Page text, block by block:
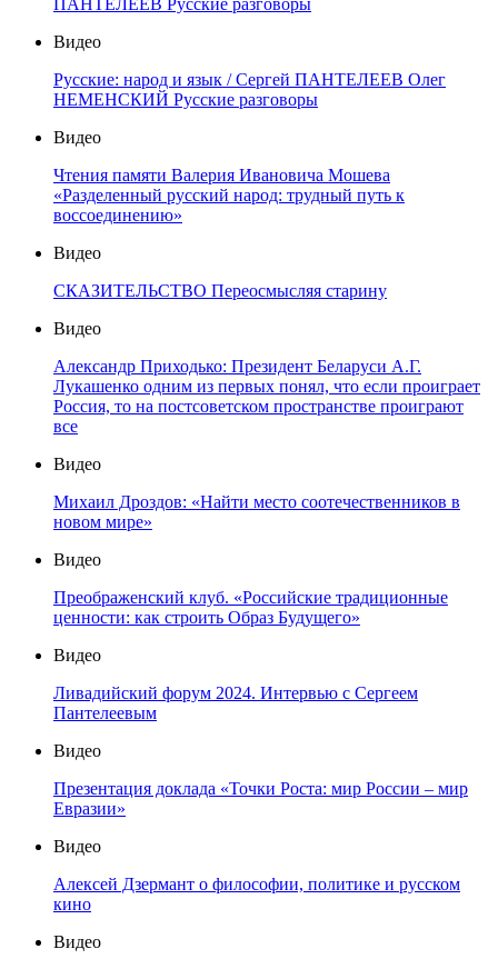
ПАНТЕЛЕЕВ Русские разговоры
Видео
Русские: народ и язык / Сергей ПАНТЕЛЕЕВ Олег
НЕМЕНСКИЙ Русские разговоры
Видео
Чтения памяти Валерия Ивановича Мошева
«Разделенный русский народ: трудный путь к
воссоединению»
Видео
СКАЗИТЕЛЬСТВО Переосмысляя старину
Видео
Александр Приходько: Президент Беларуси А.Г.
Лукашенко одним из первых понял, что если проиграет
Россия, то на постсоветском пространстве проиграют
все
Видео
Михаил Дроздов: «Найти место соотечественников в
новом мире»
Видео
Преображенский клуб. «Российские традиционные
ценности: как строить Образ Будущего»
Видео
Ливадийский форум 2024. Интервью с Сергеем
Пантелеевым
Видео
Презентация доклада «Точки Роста: мир России – мир
Евразии»
Видео
Алексей Дзермант о философии, политике и русском
кино
Видео